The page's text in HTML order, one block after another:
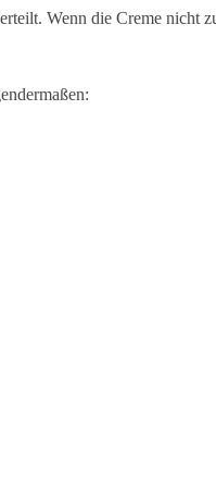
Wenn die Creme nicht